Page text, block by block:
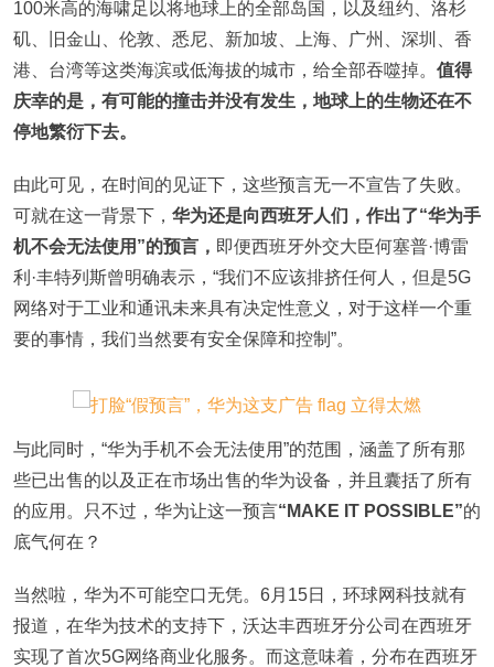
100米高的海啸足以将地球上的全部岛国，以及纽约、洛杉
矶、旧金山、伦敦、悉尼、新加坡、上海、广州、深圳、香
港、台湾等这类海滨或低海拔的城市，给全部吞噬掉。 值得
庆幸的是，有可能的撞击并没有发生，地球上的生物还在不
停地繁衍下去。
由此可见，在时间的见证下，这些预言无一不宣告了失败。
可就在这一背景下， 华为还是向西班牙人们，作出了“华为手
机不会无法使用”的预言， 即便西班牙外交大臣何塞普·博雷
利·丰特列斯曾明确表示，“我们不应该排挤任何人，但是5G
网络对于工业和通讯未来具有决定性意义，对于这样一个重
要的事情，我们当然要有安全保障和控制”。
与此同时，“华为手机不会无法使用”的范围，涵盖了所有那
些已出售的以及正在市场出售的华为设备，并且囊括了所有
的应用。只不过，华为让这一预言“MAKE IT POSSIBLE”的
底气何在？
当然啦，华为不可能空口无凭。6月15日，环球网科技就有
报道，在华为技术的支持下，沃达丰西班牙分公司在西班牙
实现了首次5G网络商业化服务。而这意味着，分布在西班牙